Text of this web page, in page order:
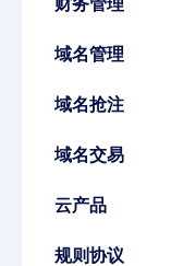
财务管理
域名管理
域名抢注
域名交易
云产品
规则协议